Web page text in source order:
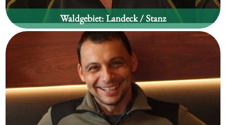
Simon Schwendinger
Waldgebiet:Landeck / Stanz